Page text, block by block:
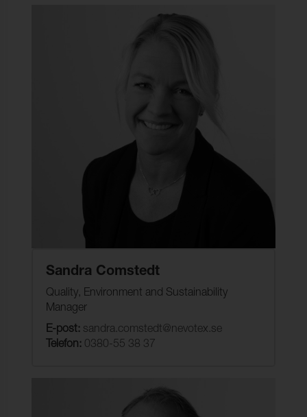
Sandra Comstedt
Quality, Environment and Sustainability
Manager
E-post: sandra.comstedt@nevotex.se
Telefon: 0380-55 38 37